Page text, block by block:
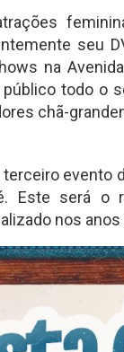
seu
na
todo o
chã-
terceiro
Este será o
nos